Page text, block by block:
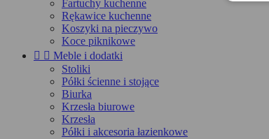
Fartuchy kuchenne
Rękawice kuchenne
Koszyki na pieczywo
Koce piknikowe
  Meble i dodatki
Stoliki
Półki ścienne i stojące
Biurka
Krzesła biurowe
Krzesła
Półki i akcesoria łazienkowe